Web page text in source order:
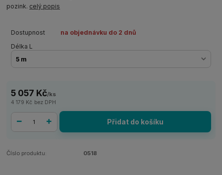
pozink. celý popis
Dostupnost
na objednávku do 2 dnů
Délka L
5 057 Kč/ks
4 179 Kč bez DPH
Přidat do košíku
Číslo produktu: 0518